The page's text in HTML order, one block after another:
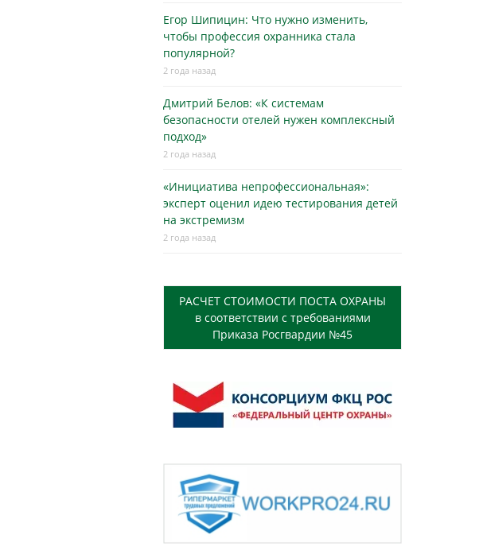
Егор Шипицин: Что нужно изменить,
чтобы профессия охранника стала
популярной?
2 года назад
Дмитрий Белов: «К системам
безопасности отелей нужен комплексный
подход»
2 года назад
«Инициатива непрофессиональная»:
эксперт оценил идею тестирования детей
на экстремизм
2 года назад
РАСЧЕТ СТОИМОСТИ ПОСТА ОХРАНЫ
в соответствии с требованиями
Приказа Росгвардии №45